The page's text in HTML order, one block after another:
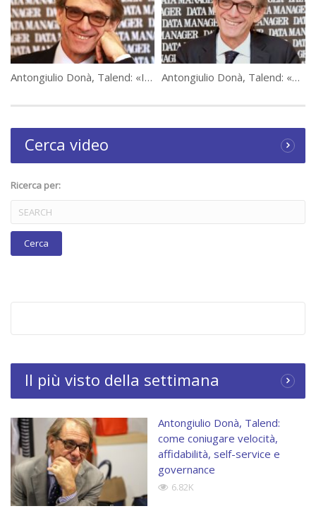
Category:Tavole Rotonde Data Manager
Tags:talend
Antongiulio Donà, Talend: «Interrogare i dati in autonomia» Antongiulio Donà, Talend: «Qualità e governance dei dati»
Cerca video
Ricerca per:
Il più visto della settimana
Antongiulio Donà, Talend:
come coniugare velocità,
affidabilità, self-service e
governance
6.82K